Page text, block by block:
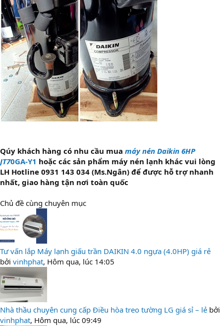
Qúy khách hàng có nhu cầu mua máy nén Daikin 6HP
JT70GA-Y1 hoặc các sản phẩm máy nén lạnh khác vui lòng
LH Hotline 0931 143 034 (Ms.Ngân) để được hỗ trợ nhanh
nhất, giao hàng tận nơi toàn quốc
Chủ đề cùng chuyên mục
Tư vấn lắp Máy lạnh giấu trần DAIKIN 4.0 ngựa (4.0HP) giá rẻ
bởi vinhphat, Hôm qua, lúc 14:05
Nhà thầu chuyên cung cấp Điều hòa treo tường LG giá sỉ – lẻ bởi
vinhphat, Hôm qua, lúc 09:49